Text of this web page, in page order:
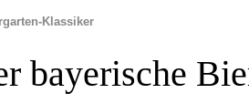
Klassiker
bayerische